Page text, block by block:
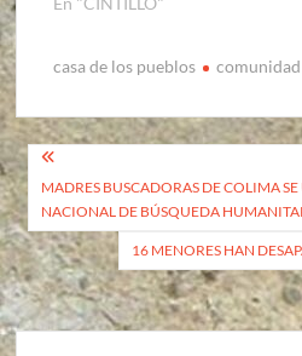
casa de los pueblos
Navegación
de
entradas
MADRES BUSCADORAS DE COLIMA
NACIONAL DE BÚSQUEDA
16 MENORES HAN